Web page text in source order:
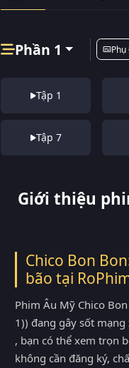
Phần 1
Tập 1
Tập 7
Giới thiệu
Chico Bon
bão tại
Phim Âu Mỹ Chico
1)) đang gây sốt
, bạn có thể xem trọn
không cần đăng ký,